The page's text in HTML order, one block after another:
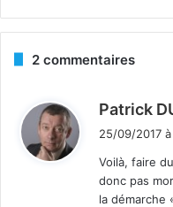
2 commentaires
Patrick
25/09/2017
Voilà, faire
donc pas
la démarche